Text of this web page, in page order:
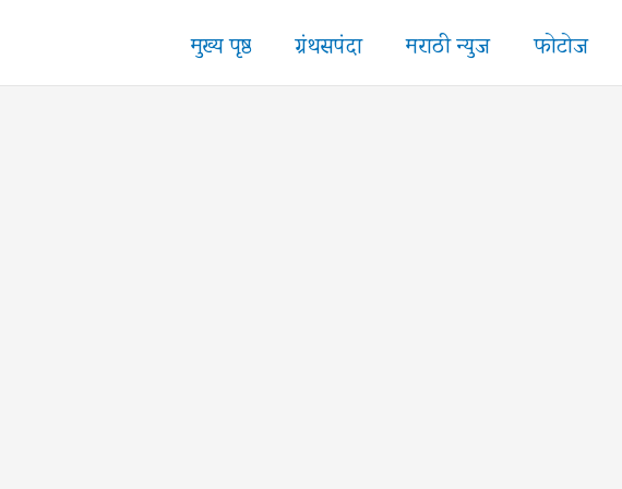
मुख्य पृष्ठ ग्रंथसपंदा मराठी न्युज फोटोज